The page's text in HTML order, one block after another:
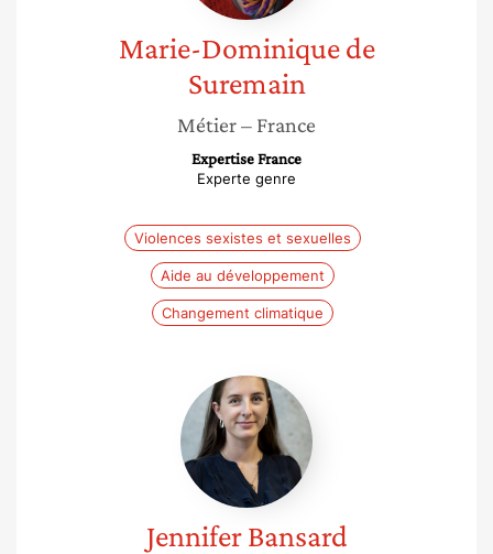
Marie-Dominique de
Suremain
Métier– France
Expertise France
Experte genre
Violences sexistes et sexuelles
Aide au développement
Changement climatique
Jennifer
Bansard
Jennifer Bansard